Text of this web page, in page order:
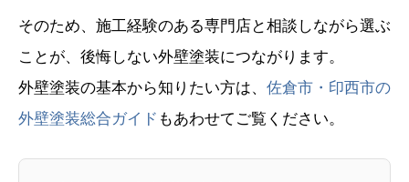
そのため、施工経験のある専門店と相談しながら選ぶ
ことが、後悔しない外壁塗装につながります。
外壁塗装の基本から知りたい方は、 佐倉市・印西市の
外壁塗装総合ガイド もあわせてご覧ください。